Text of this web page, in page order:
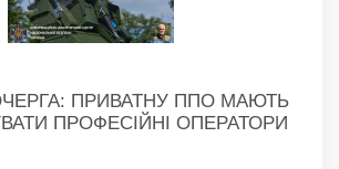
ПРИВАТНУ ППО МАЮТЬ
ПРОФЕСІЙНІ ОПЕРАТОРИ